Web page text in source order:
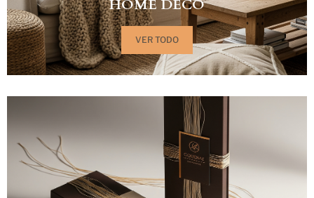
HOME DECO
VER TODO